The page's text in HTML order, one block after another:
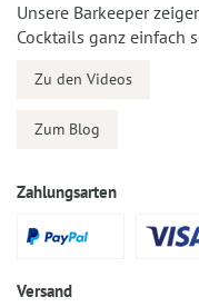
Unsere Barkeeper
Cocktails ganz einfach
Zu den Videos
Zum Blog
Zahlungsarten
Versand